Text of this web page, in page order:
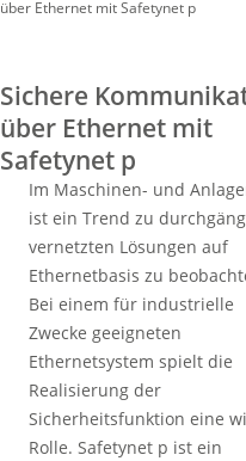
über Ethernet mit Safetynet p
Sichere
über Ethernet mit
Safetynet p
Im Maschinen- und
ist ein Trend zu
vernetzten Lösungen auf
Ethernetbasis zu
Bei einem für industrielle
Zwecke geeigneten
Ethernetsystem spielt die
Realisierung der
Sicherheitsfunktion eine
Rolle. Safetynet p ist ein